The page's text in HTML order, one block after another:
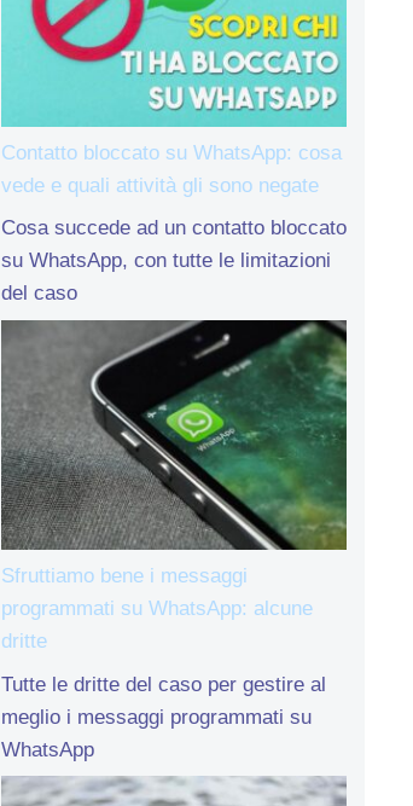
Contatto bloccato su WhatsApp: cosa
vede e quali attività gli sono negate
Cosa succede ad un contatto bloccato
su WhatsApp, con tutte le limitazioni
del caso
Sfruttiamo bene i messaggi
programmati su WhatsApp: alcune
dritte
Tutte le dritte del caso per gestire al
meglio i messaggi programmati su
WhatsApp